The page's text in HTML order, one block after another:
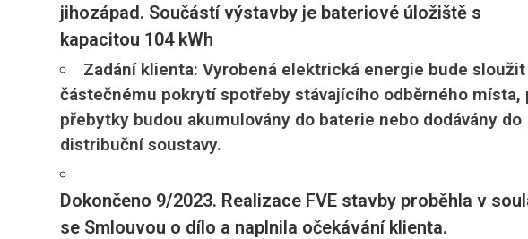
jihozápad. Součástí výstavby je bateriové úložiště s
kapacitou 104 kWh
Zadání klienta: Vyrobená elektrická energie bude
částečnému pokrytí spotřeby stávajícího odběrného místa,
přebytky budou akumulovány do baterie nebo dodávány do
distribuční soustavy.
Dokončeno 9/2023. Realizace FVE stavby proběhla v
se Smlouvou o dílo a naplnila očekávání klienta.